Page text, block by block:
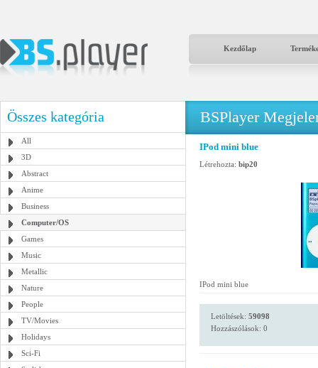
Kezdőlap
Összes kategória
All
3D
Abstract
Anime
Business
Computer/OS
Games
Music
Metallic
Nature
People
TV/Movies
Holidays
Sci-Fi
BSPlayer
IPod mini blue
Létrehozta: bip20
IPod mini blue
Letöltések: 59098
Hozzászólások: 0